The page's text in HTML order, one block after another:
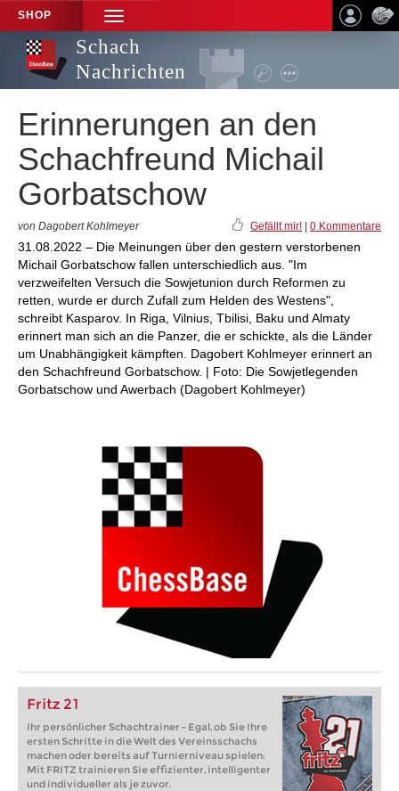
SHOP
TOGGLE
NAVIGATION
Schach
Nachrichten
Erinnerungen an den
Schachfreund Michail
Gorbatschow
von Dagobert Kohlmeyer Gefällt mir! 0 Kommentare
31.08.2022 – Die Meinungen über den gestern verstorbenen
Michail Gorbatschow fallen unterschiedlich aus. "Im
verzweifelten Versuch die Sowjetunion durch Reformen zu
retten, wurde er durch Zufall zum Helden des Westens",
schreibt Kasparov. In Riga, Vilnius, Tbilisi, Baku und Almaty
erinnert man sich an die Panzer, die er schickte, als die Länder
um Unabhängigkeit kämpften. Dagobert Kohlmeyer erinnert an
den Schachfreund Gorbatschow. | Foto: Die Sowjetlegenden
Gorbatschow und Awerbach (Dagobert Kohlmeyer)
Fritz 21
Ihr persönlicher Schachtrainer - Egal, ob Sie Ihre
ersten Schritte in die Welt des Vereinsschachs
machen oder bereits auf Turnierniveau spielen:
Mit FRITZ trainieren Sie effizienter, intelligenter
und individueller als je zuvor.